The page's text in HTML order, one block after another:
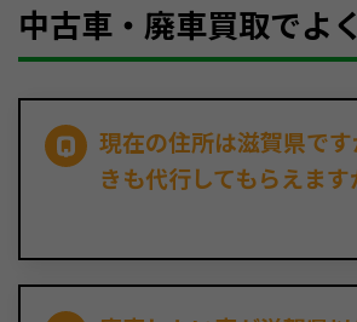
中古車・廃車買取でよ
現在の住所は滋賀県で
きも代行してもらえます